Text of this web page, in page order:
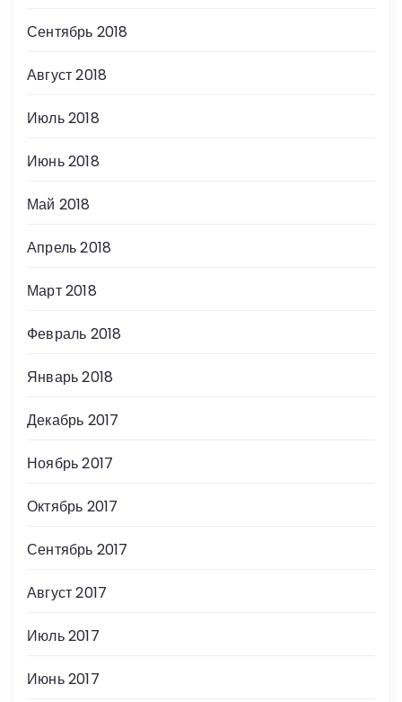
Сентябрь 2018
Август 2018
Июль 2018
Июнь 2018
Май 2018
Апрель 2018
Март 2018
Февраль 2018
Январь 2018
Декабрь 2017
Ноябрь 2017
Октябрь 2017
Сентябрь 2017
Август 2017
Июль 2017
Июнь 2017